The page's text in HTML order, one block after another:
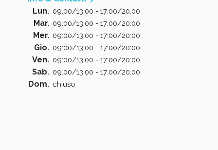
Lun. 09:00/13:00 - 17:00/20:00
Mar. 09:00/13:00 - 17:00/20:00
Mer. 09:00/13:00 - 17:00/20:00
Gio. 09:00/13:00 - 17:00/20:00
Ven. 09:00/13:00 - 17:00/20:00
Sab. 09:00/13:00 - 17:00/20:00
Dom. chiuso